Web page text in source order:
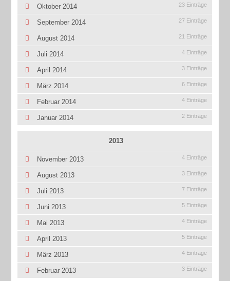
Oktober 2014 23 Einträge
September 2014 27 Einträge
August 2014 21 Einträge
Juli 2014 4 Einträge
April 2014 3 Einträge
März 2014 6 Einträge
Februar 2014 4 Einträge
Januar 2014 2 Einträge
2013
November 2013 4 Einträge
August 2013 3 Einträge
Juli 2013 7 Einträge
Juni 2013 5 Einträge
Mai 2013 4 Einträge
April 2013 5 Einträge
März 2013 4 Einträge
Februar 2013 3 Einträge